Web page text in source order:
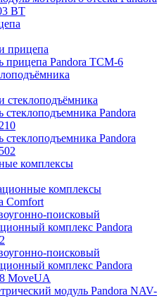
BT
прицепа
прицепа Pandora TCM-6
стеклоподъёмника
стеклоподъемника Pandora
стеклоподъемника Pandora
комплексы
комплексы
Comfort
поисковый
комплекс Pandora
поисковый
комплекс Pandora
MoveUA
модуль Pandora NAV-